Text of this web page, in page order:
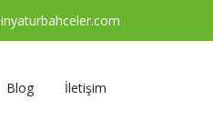
Blog İletişim